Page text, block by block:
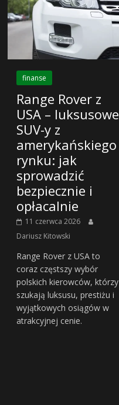
finanse
Range Rover z
USA – luksusowe
SUV-y z
amerykańskiego
rynku: jak
sprowadzić
bezpiecznie i
opłacalnie
11 czerwca 2026
Dariusz Kitowski
Range Rover z USA to
coraz częstszy wybór
polskich kierowców, którzy
szukają luksusu, prestiżu i
wyjątkowych osiągów w
atrakcyjnej cenie.